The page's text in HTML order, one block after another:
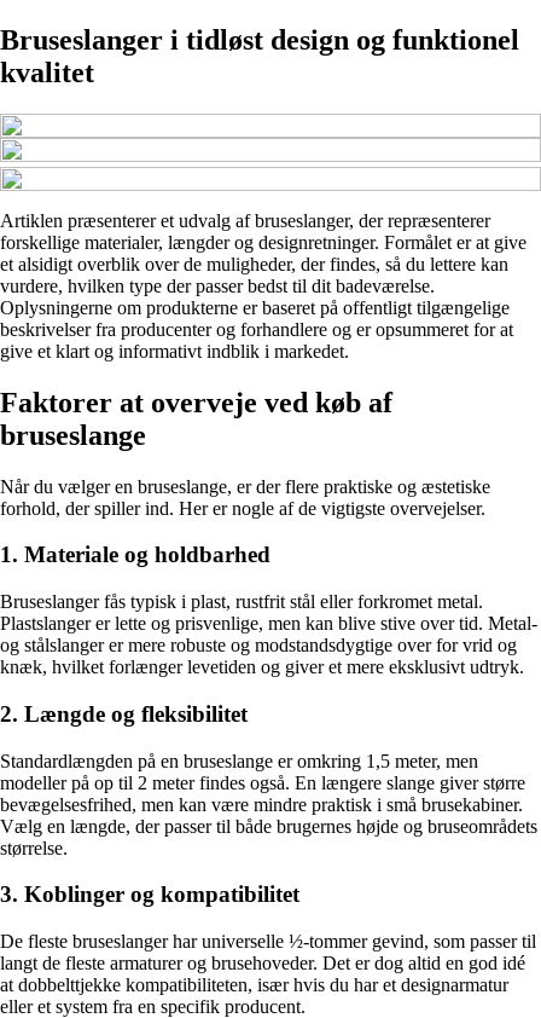
Bruseslanger i tidløst design og funktionel
kvalitet
Artiklen præsenterer et udvalg af bruseslanger, der repræsenterer
forskellige materialer, længder og designretninger. Formålet er at give
et alsidigt overblik over de muligheder, der findes, så du lettere kan
vurdere, hvilken type der passer bedst til dit badeværelse.
Oplysningerne om produkterne er baseret på offentligt tilgængelige
beskrivelser fra producenter og forhandlere og er opsummeret for at
give et klart og informativt indblik i markedet.
Faktorer at overveje ved køb af
bruseslange
Når du vælger en bruseslange, er der flere praktiske og æstetiske
forhold, der spiller ind. Her er nogle af de vigtigste overvejelser.
1. Materiale og holdbarhed
Bruseslanger fås typisk i plast, rustfrit stål eller forkromet metal.
Plastslanger er lette og prisvenlige, men kan blive stive over tid. Metal-
og stålslanger er mere robuste og modstandsdygtige over for vrid og
knæk, hvilket forlænger levetiden og giver et mere eksklusivt udtryk.
2. Længde og fleksibilitet
Standardlængden på en bruseslange er omkring 1,5 meter, men
modeller på op til 2 meter findes også. En længere slange giver større
bevægelsesfrihed, men kan være mindre praktisk i små brusekabiner.
Vælg en længde, der passer til både brugernes højde og bruseområdets
størrelse.
3. Koblinger og kompatibilitet
De fleste bruseslanger har universelle ½-tommer gevind, som passer til
langt de fleste armaturer og brusehoveder. Det er dog altid en god idé
at dobbelttjekke kompatibiliteten, især hvis du har et designarmatur
eller et system fra en specifik producent.